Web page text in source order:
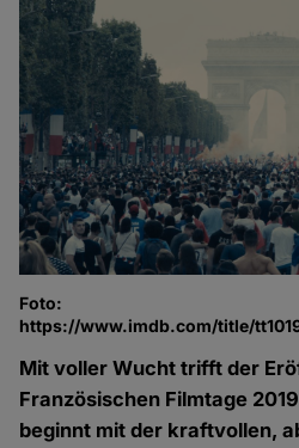
Foto:
https://www.imdb.com/title/
Mit voller Wucht trifft der
Französischen Filmtage
beginnt mit der kraftvollen,